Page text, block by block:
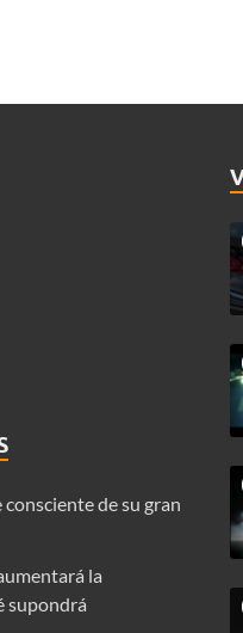
de su gran
la
supondrá